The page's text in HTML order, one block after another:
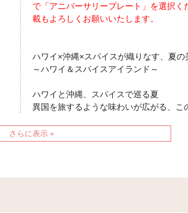
で「アニバーサリープレート」を選択
載もよろしくお願いいたします。
ハワイ×沖縄×スパイスが織りなす、夏の
～ハワイ＆スパイスアイランド～
ハワイと沖縄、スパイスで巡る夏
異国を旅するような味わいが広がる、こ
催。ご好評をいただいているプリンスホ
多種多彩な味わいでご用意し、芳醇なス